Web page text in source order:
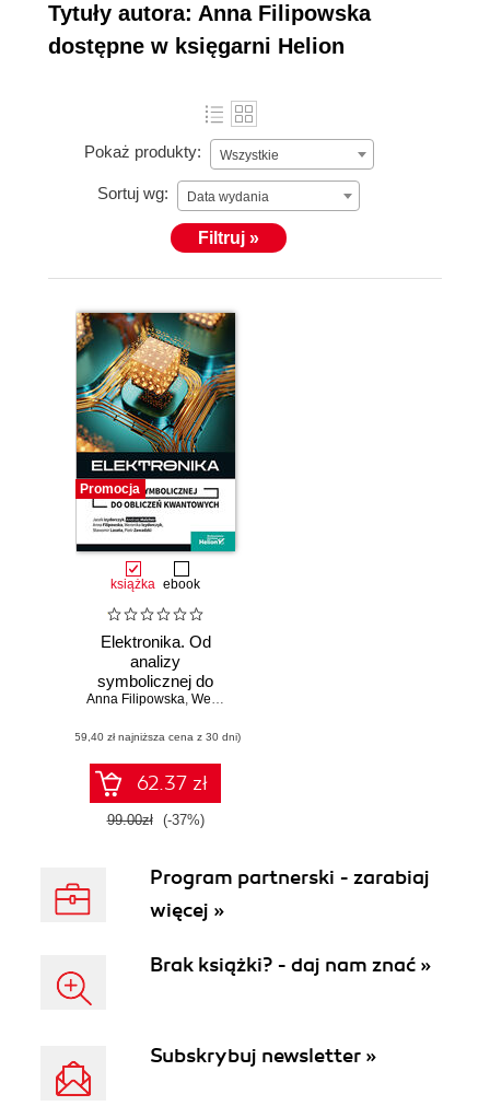
Tytuły autora: Anna Filipowska
dostępne w księgarni Helion
Pokaż produkty: Wszystkie
Sortuj wg: Data wydania
Filtruj »
Promocja
książka ebook
Elektronika. Od
analizy
symbolicznej do
obliczeń
Anna Filipowska, Weronika Izydorczyk
(59,40 zł najniższa cena z 30 dni)
62.37 zł
99.00zł (-37%)
Program partnerski - zarabiaj
więcej »
Brak książki? - daj nam znać »
Subskrybuj newsletter »